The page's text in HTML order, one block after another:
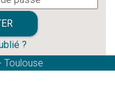
?
Toulouse